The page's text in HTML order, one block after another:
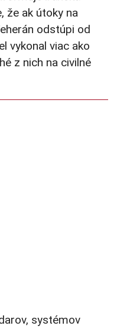
že ak útoky na
odstúpi od
vykonal viac ako
z nich na civilné
systémov